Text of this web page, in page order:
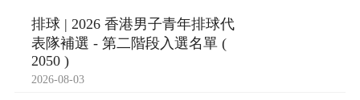
排球 | 2026 香港男子青年排球代
表隊補選 - 第二階段入選名單 (
2050 )
2026-08-03